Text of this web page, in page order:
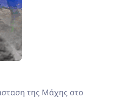
της Μάχης στο